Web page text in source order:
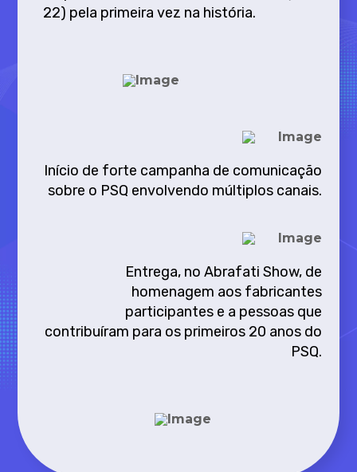
22) pela primeira vez na história.
Início de forte campanha de comunicação
sobre o PSQ envolvendo múltiplos canais.
Entrega, no Abrafati Show, de
homenagem aos fabricantes
participantes e a pessoas que
contribuíram para os primeiros 20 anos do
PSQ.